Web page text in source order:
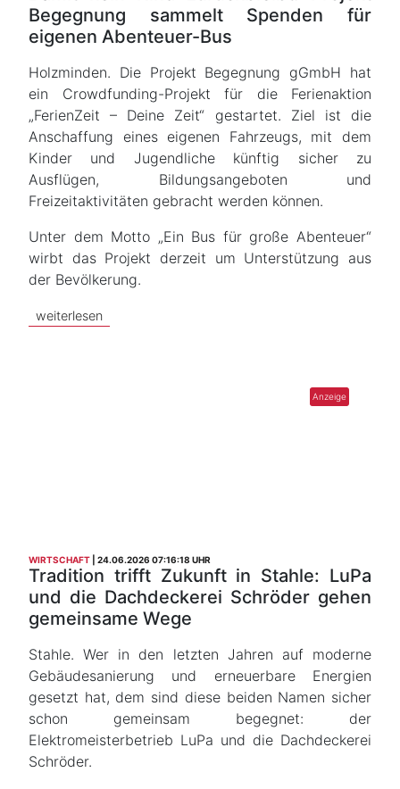
Begegnung sammelt Spenden für
eigenen Abenteuer-Bus
Holzminden. Die Projekt Begegnung gGmbH hat
ein Crowdfunding-Projekt für die Ferienaktion
„FerienZeit – Deine Zeit“ gestartet. Ziel ist die
Anschaffung eines eigenen Fahrzeugs, mit dem
Kinder und Jugendliche künftig sicher zu
Ausflügen, Bildungsangeboten und
Freizeitaktivitäten gebracht werden können.
Unter dem Motto „Ein Bus für große Abenteuer“
wirbt das Projekt derzeit um Unterstützung aus
der Bevölkerung.
weiterlesen
WIRTSCHAFT 24.06.2026 07:16:18 UHR
Tradition trifft Zukunft in Stahle: LuPa
und die Dachdeckerei Schröder gehen
gemeinsame Wege
Stahle. Wer in den letzten Jahren auf moderne
Gebäudesanierung und erneuerbare Energien
gesetzt hat, dem sind diese beiden Namen sicher
schon gemeinsam begegnet: der
Elektromeisterbetrieb LuPa und die Dachdeckerei
Schröder.